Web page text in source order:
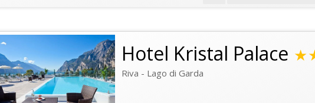
Hotel Kristal Palace
Riva - Lago di Garda